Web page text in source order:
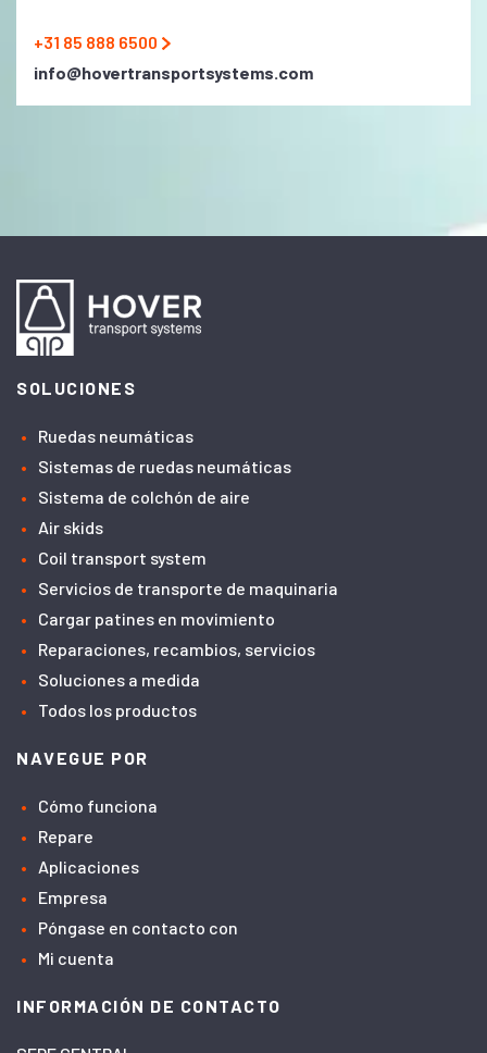
+31 85 888 6500
info@hovertransportsystems.com
SOLUCIONES
Ruedas neumáticas
Sistemas de ruedas neumáticas
Sistema de colchón de aire
Air skids
Coil transport system
Servicios de transporte de maquinaria
Cargar patines en movimiento
Reparaciones, recambios, servicios
Soluciones a medida
Todos los productos
NAVEGUE POR
Cómo funciona
Repare
Aplicaciones
Empresa
Póngase en contacto con
Mi cuenta
INFORMACIÓN DE CONTACTO